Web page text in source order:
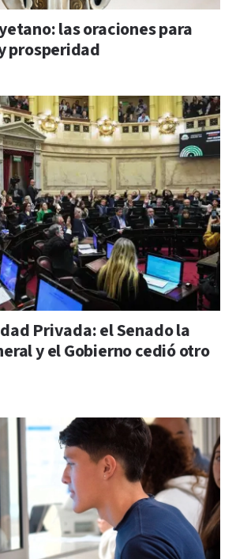
las oraciones para
prosperidad
Privada: el Senado la
y el Gobierno cedió otro